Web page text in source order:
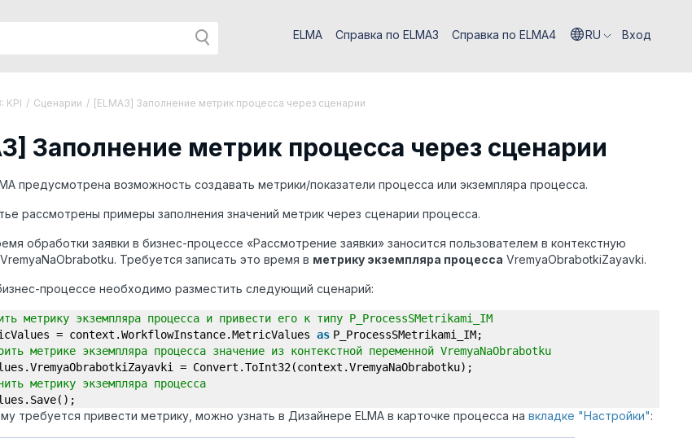
ELMA Справка по ELMA3 Справка по ELMA4 RU Вход
KPI / Сценарии / [ELMA3] Заполнение метрик процесса через сценарии
Заполнение метрик процесса через сценарии
предусмотрена возможность создавать метрики/показатели процесса или экземпляра процесса.
рассмотрены примеры заполнения значений метрик через сценарии процесса.
обработки заявки в бизнес-процессе «Рассмотрение заявки» заносится пользователем в контекстную
Требуется записать это время в метрику экземпляра процесса VremyaObrabotkiZayavki.
процессе необходимо разместить следующий сценарий:
метрику экземпляра процесса и привести его к типу P_ProcessSMetrikami_IM
= context.WorkflowInstance.MetricValues as P_ProcessSMetrikami_IM;
метрике экземпляра процесса значение из контекстной переменной VremyaNaObrabotku
= Convert.ToInt32(context.VremyaNaObrabotku);
метрику экземпляра процесса
требуется привести метрику, можно узнать в Дизайнере ELMA в карточке процесса на вкладке "Настройки":